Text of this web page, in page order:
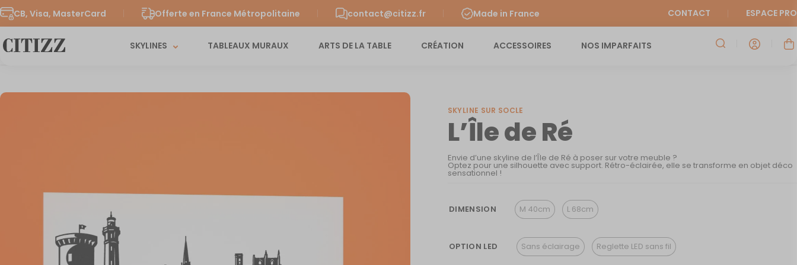
CB, Visa, MasterCard Offerte en France Métropolitaine contact@citizz.fr Made in France CONTACT ESPACE PRO
SKYLINES TABLEAUX MURAUX ARTS DE LA TABLE CRÉATION ACCESSOIRES NOS IMPARFAITS
SKYLINE SUR SOCLE
L’Île de Ré
Envie d’une skyline de l’Île de Ré à poser sur votre meuble ?
Optez pour une silhouette avec support. Rétro-éclairée, elle se transforme en objet déco
sensationnel !
DIMENSION M 40cm L 68cm
OPTION LED Sans éclairage Reglette LED sans fil